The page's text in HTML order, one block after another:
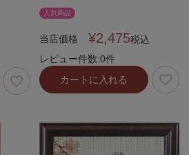
人気商品
当店価格 ¥2,475税込
レビュー件数:0件
カートに入れる